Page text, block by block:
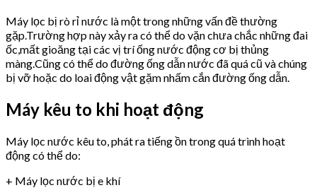
Máy lọc bị rò rỉ nước là một trong những vấn đề thường
gặp.Trường hợp này xảy ra có thể do vặn chưa chắc những đai
ốc,mất gioăng tại các vị trí ống nước động cơ bị thủng
màng.Cũng có thể do đường ống dẫn nước đã quá cũ và chúng
bị vỡ hoặc do loai động vật gặm nhấm cắn đường ống dẫn.
Máy kêu to khi hoạt động
Máy lọc nước kêu to, phát ra tiếng ồn trong quá trình hoạt
động có thể do:
+ Máy lọc nước bị e khí